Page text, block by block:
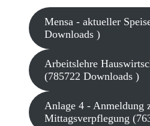
Mensa - aktueller
Downloads )
Arbeitslehre
(785722 Downloads )
Anlage 4 - Anmeldung
Mittagsverpflegung